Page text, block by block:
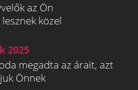
az Ön
közel
2025
megadta az árait, azt
Önnek